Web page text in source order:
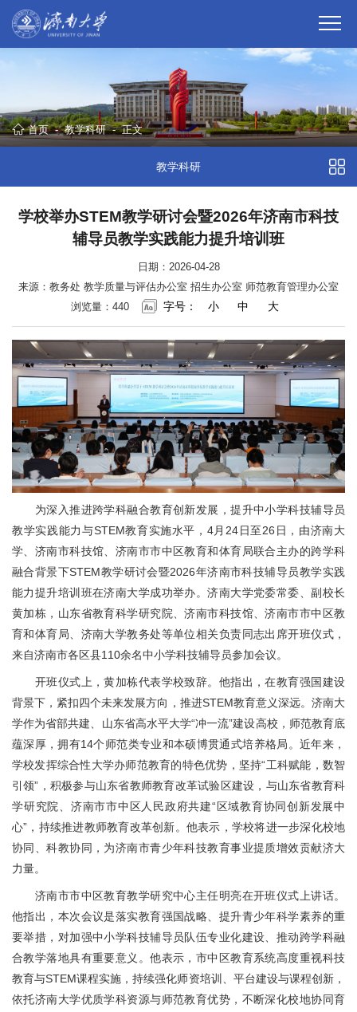
首页 - 教学科研 - 正文
教学科研
学校举办STEM教学研讨会暨2026年济南市科技
辅导员教学实践能力提升培训班
日期：2026-04-28
来源：教务处 教学质量与评估办公室 招生办公室 师范教育管理办公室
浏览量： 440 字号： 小 中 大
为深入推进跨学科融合教育创新发展，提升中小学科技辅导员
教学实践能力与STEM教育实施水平，4月24日至26日，由济南大
学、济南市科技馆、济南市市中区教育和体育局联合主办的跨学科
融合背景下STEM教学研讨会暨2026年济南市科技辅导员教学实践
能力提升培训班在济南大学成功举办。济南大学党委常委、副校长
黄加栋，山东省教育科学研究院、济南市科技馆、济南市市中区教
育和体育局、济南大学教务处等单位相关负责同志出席开班仪式，
来自济南市各区县110余名中小学科技辅导员参加会议。
开班仪式上，黄加栋代表学校致辞。他指出，在教育强国建设
背景下，紧扣四个未来发展方向，推进STEM教育意义深远。济南大
学作为省部共建、山东省高水平大学“冲一流”建设高校，师范教育底
蕴深厚，拥有14个师范类专业和本硕博贯通式培养格局。近年来，
学校发挥综合性大学办师范教育的特色优势，坚持“工科赋能，数智
引领”，积极参与山东省教师教育改革试验区建设，与山东省教育科
学研究院、济南市市中区人民政府共建“区域教育协同创新发展中
心”，持续推进教师教育改革创新。他表示，学校将进一步深化校地
协同、科教协同，为济南市青少年科技教育事业提质增效贡献济大
力量。
济南市市中区教育教学研究中心主任明亮在开班仪式上讲话。
他指出，本次会议是落实教育强国战略、提升青少年科学素养的重
要举措，对加强中小学科技辅导员队伍专业化建设、推动跨学科融
合教学落地具有重要意义。他表示，市中区教育系统高度重视科技
教育与STEM课程实施，持续强化师资培训、平台建设与课程创新，
依托济南大学优质学科资源与师范教育优势，不断深化校地协同育